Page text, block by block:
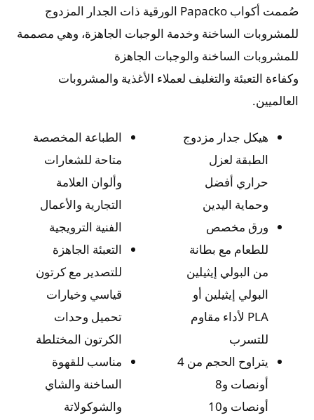
صُممت أكواب Papacko الورقية ذات الجدار المزدوج
للمشروبات الساخنة وخدمة الوجبات الجاهزة، وهي مصممة
للمشروبات الساخنة والوجبات الجاهزة
وكفاءة التعبئة والتغليف لعملاء الأغذية والمشروبات
العالميين.
هيكل جدار مزدوج
الطبقة لعزل
حراري أفضل
وحماية اليدين
ورق مخصص
للطعام مع بطانة
من البولي إيثيلين
البولي إيثيلين أو
PLA لأداء مقاوم
للتسرب
يتراوح الحجم من 4
أونصات و8
أونصات و10
الطباعة المخصصة
متاحة للشعارات
وألوان العلامة
التجارية والأعمال
الفنية الترويجية
التعبئة الجاهزة
للتصدير مع كرتون
قياسي وخيارات
تحميل وحدات
الكرتون المختلطة
مناسب للقهوة
الساخنة والشاي
والشوكولاتة